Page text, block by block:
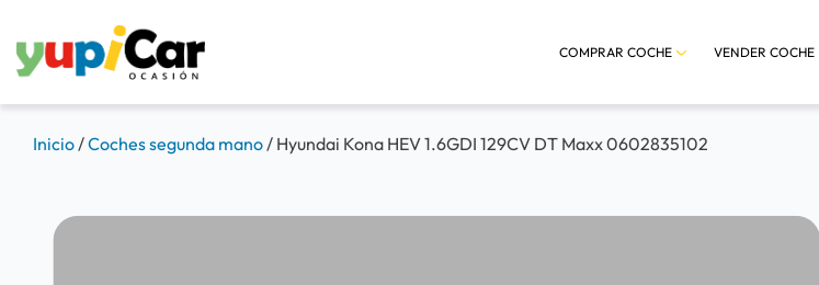
COMPRAR COCHE VENDER COCHE
Inicio/Coches segunda mano/ Hyundai Kona HEV 1.6GDI 129CV DT Maxx 0602835102